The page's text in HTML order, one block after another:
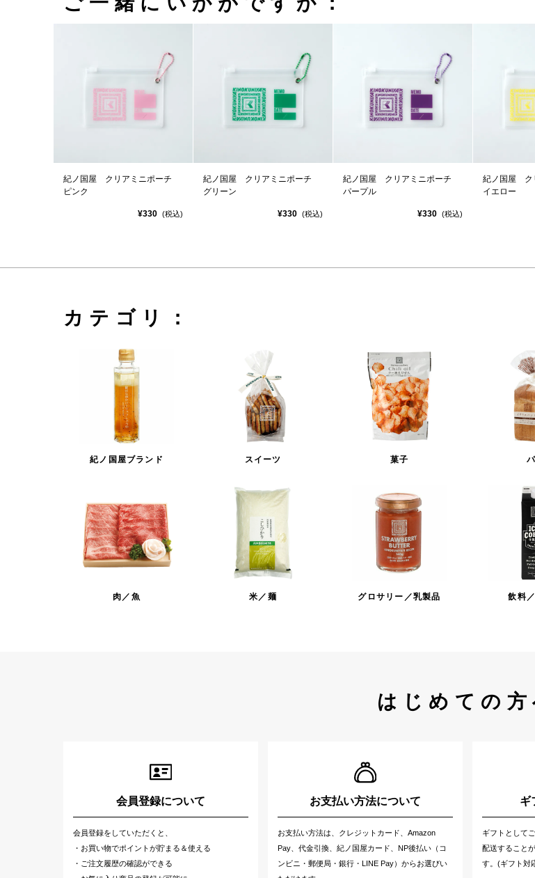
紀ノ国屋 クリアミニポーチ
ピンク
¥330 (税込)
紀ノ国屋 クリアミニポーチ
グリーン
¥330 (税込)
紀ノ国屋 クリアミニポーチ
パープル
¥330 (税込)
紀ノ国屋 ク
イエロー
カテゴリ：
紀ノ国屋ブランド スイーツ 菓子
肉／魚 米／麺 グロサリー／乳製品 飲料
はじめての方
会員登録について
会員登録をしていただくと、
・お買い物でポイントが貯まる＆使える
・ご注文履歴の確認ができる
お支払い方法について
お支払い方法は、クレジットカード、Amazon
Pay、代金引換、紀ノ国屋カード、NP後払い（コ
ンビニ・郵便局・銀行・LINE Pay）からお選びい
ギ
ギフトとして
配送すること
す。(ギフト対